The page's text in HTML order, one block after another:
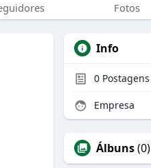
Fotos
Info
0 Postagens
Empresa
Álbuns(0)